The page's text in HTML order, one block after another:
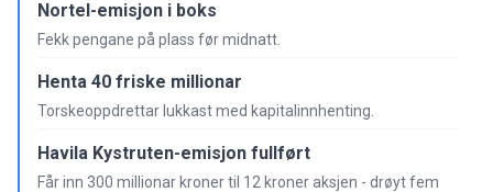
Nortel-emisjon i boks
Fekk pengane på plass før midnatt.
Henta 40 friske millionar
Torskeoppdrettar lukkast med kapitalinnhenting.
Havila Kystruten-emisjon fullført
Får inn 300 millionar kroner til 12 kroner aksjen - drøyt fem